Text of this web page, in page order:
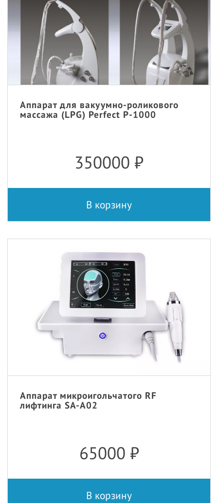
Аппарат для вакуумно-роликового
массажа (LPG) Perfect P-1000
350000 ₽
В корзину
Аппарат микроигольчатого RF
лифтинга SA-A02
65000 ₽
В корзину